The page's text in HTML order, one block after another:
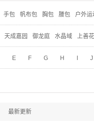
手包 帆布包 胸包 腰包 户外运
天成嘉园 御龙庭 水晶域 上善
E F G H J
最新更新